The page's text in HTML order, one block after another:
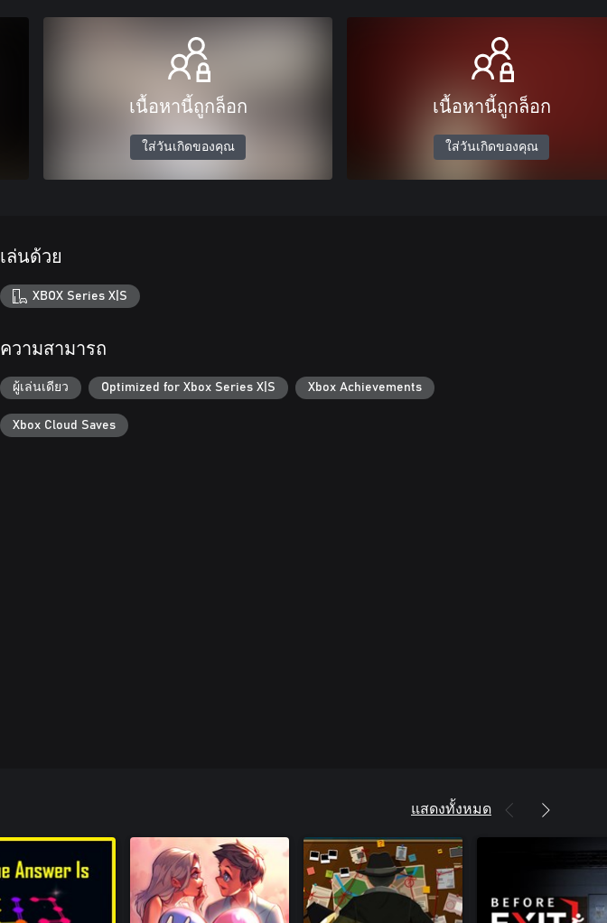
เนื้อหานี้ถูกล็อก
ใส่วันเกิดของคุณ
เนื้อหานี้ถูกล็อก
ใส่วันเกิดของคุณ
เล่นด้วย
XBOX Series X|S
ความสามารถ
ผู้เล่นเดียว Optimized for Xbox Series X|S Xbox Achievements
Xbox Cloud Saves
แสดงทั้งหมด